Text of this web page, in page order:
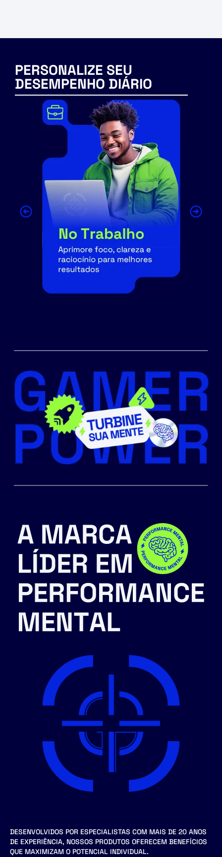
PERSONALIZE SEU
DESEMPENHO DIÁRIO
DESENVOLVIDOS POR ESPECIALISTAS COM MAIS DE 20 ANOS
DE EXPERIÊNCIA, NOSSOS PRODUTOS OFERECEM BENEFÍCIOS
QUE MAXIMIZAM O POTENCIAL INDIVIDUAL.